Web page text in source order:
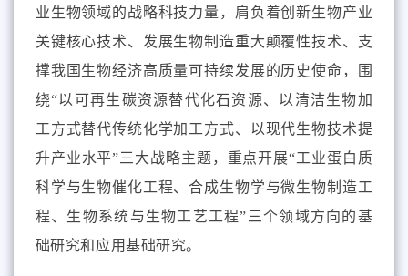
业生物领域的战略科技力量，肩负着创新生物产业
关键核心技术、发展生物制造重大颠覆性技术、支
撑我国生物经济高质量可持续发展的历史使命，围
绕“以可再生碳资源替代化石资源、以清洁生物加
工方式替代传统化学加工方式、以现代生物技术提
升产业水平”三大战略主题，重点开展“工业蛋白质
科学与生物催化工程、合成生物学与微生物制造工
程、生物系统与生物工艺工程”三个领域方向的基
础研究和应用基础研究。